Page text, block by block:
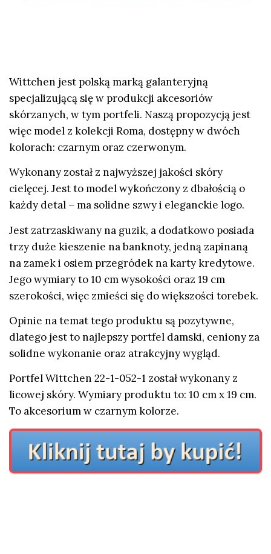
Wittchen jest polską marką galanteryjną
specjalizującą się w produkcji akcesoriów
skórzanych, w tym portfeli. Naszą propozycją jest
więc model z kolekcji Roma, dostępny w dwóch
kolorach: czarnym oraz czerwonym.
Wykonany został z najwyższej jakości skóry
cielęcej. Jest to model wykończony z dbałością o
każdy detal – ma solidne szwy i eleganckie logo.
Jest zatrzaskiwany na guzik, a dodatkowo posiada
trzy duże kieszenie na banknoty, jedną zapinaną
na zamek i osiem przegródek na karty kredytowe.
Jego wymiary to 10 cm wysokości oraz 19 cm
szerokości, więc zmieści się do większości torebek.
Opinie na temat tego produktu są pozytywne,
dlatego jest tonajlepszy portfel damski, ceniony za
solidne wykonanie oraz atrakcyjny wygląd.
PortfelWittchen 22-1-052-1 został wykonany z
licowej skóry. Wymiary produktu to: 10 cm x 19 cm.
To akcesorium w czarnym kolorze.